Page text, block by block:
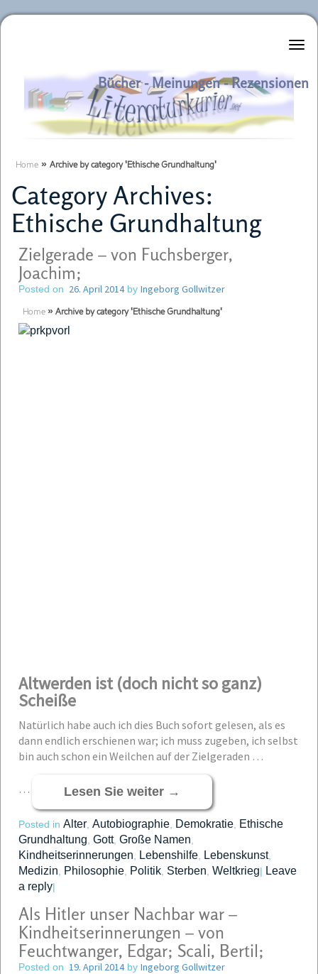
Literaturkurier.net
Bücher - Meinungen - Rezensionen
Home » Archive by category 'Ethische Grundhaltung'
Category Archives:
Ethische Grundhaltung
Zielgerade – von Fuchsberger,
Joachim;
Posted on 26. April 2014by Ingeborg Gollwitzer
Home » Archive by category 'Ethische Grundhaltung'
Altwerden ist (doch nicht so ganz)
Scheiße
Natürlich habe auch ich dies Buch sofort gelesen, als es
dann endlich erschienen war; ich muss zugeben, ich selbst
bin auch schon ein Weilchen auf der Zielgeraden …
… Lesen Sie weiter →
Posted in Alter Autobiographie Demokratie Ethische
Grundhaltung Gott, Große Namen
Kindheitserinnerungen Lebenshilfe Lebenskunst,
Medizin Philosophie Politik Sterben Weltkrieg| Leave
a reply|
Als Hitler unser Nachbar war –
Kindheitserinnerungen – von
Feuchtwanger, Edgar; Scali, Bertil;
Posted on 19. April 2014by Ingeborg Gollwitzer